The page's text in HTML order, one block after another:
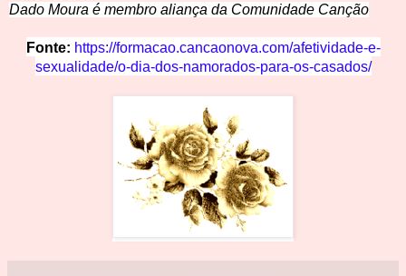
Dado Moura é membro aliança da Comunidade Canção
Fonte: https://formacao.cancaonova.com/afetividade-e-
sexualidade/o-dia-dos-namorados-para-os-casados/